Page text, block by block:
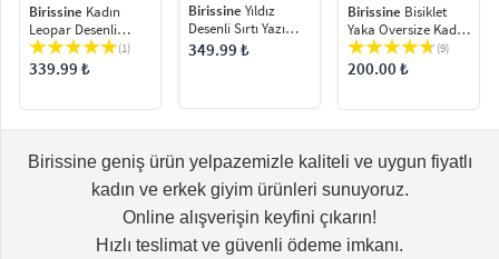
Birissine Kadın
Leopar Desenli
Yumoş Oversize
Triko Kazak
(1)
339.99 ₺
Birissine Yıldız
Desenli Sırtı Yazı
Detaylı Kadın Triko
349.99 ₺
Birissine Bisiklet
Yaka Oversize Kadın
Triko Kazak
(9)
200.00 ₺
Birissine geniş ürün yelpazemizle kaliteli ve uygun fiyatlı
kadın ve erkek giyim ürünleri sunuyoruz.
Online alışverişin keyfini çıkarın!
Hızlı teslimat ve güvenli ödeme imkanı.